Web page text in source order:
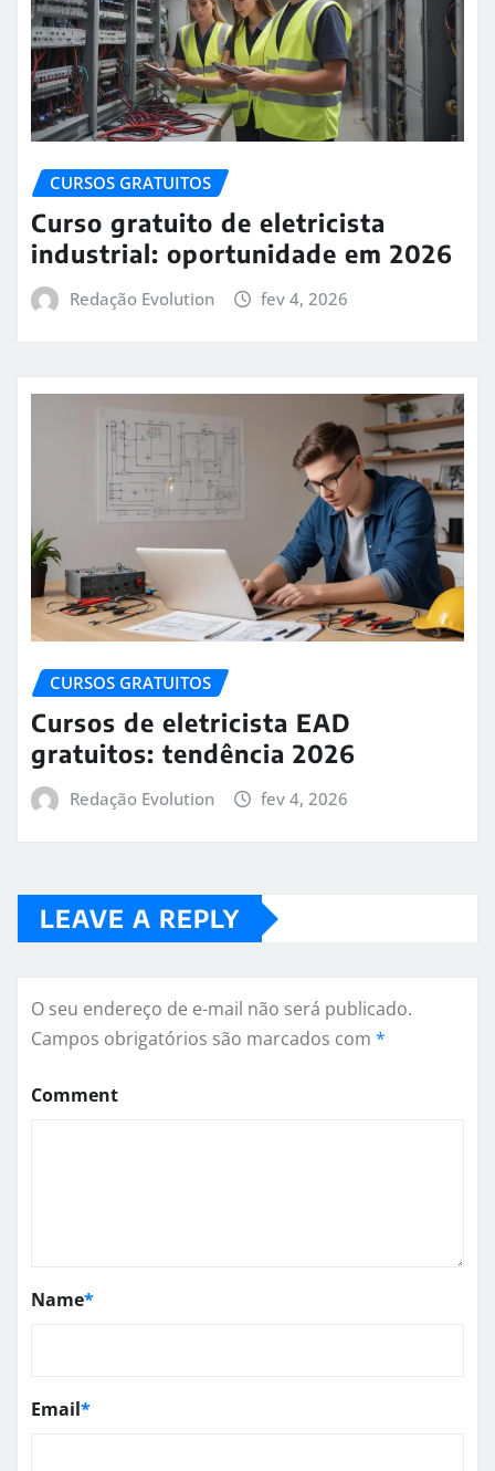
CURSOS GRATUITOS
Curso gratuito de eletricista
industrial: oportunidade em 2026
Redação Evolution fev 4, 2026
CURSOS GRATUITOS
Cursos de eletricista EAD
gratuitos: tendência 2026
Redação Evolution fev 4, 2026
LEAVE A REPLY
O seu endereço de e-mail não será publicado.
Campos obrigatórios são marcados com *
Comment
Name*
Email*